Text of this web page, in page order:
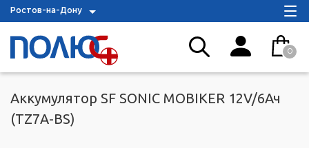
Ростов-на-Дону
0
Аккумулятор SF SONIC MOBIKER 12V/6Ач
(TZ7A-BS)